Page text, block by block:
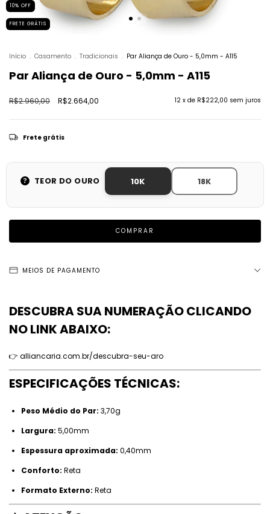
10% OFF
FRETE GRÁTIS
Início . Casamento . Tradicionais . Par Aliança de Ouro - 5,0mm - A115
Par Aliança de Ouro - 5,0mm - A115
R$2.960,00 R$2.664,00 12 x de R$222,00 sem juros
Frete grátis
TEOR DO OURO 10K 18K
MEIOS DE PAGAMENTO
DESCUBRA SUA NUMERAÇÃO CLICANDO
NO LINK ABAIXO:
👉 alliancaria.com.br/descubra-seu-aro
ESPECIFICAÇÕES TÉCNICAS:
Peso Médio do Par: 3,70g
Largura: 5,00mm
Espessura aproximada: 0,40mm
Conforto: Reta
Formato Externo: Reta